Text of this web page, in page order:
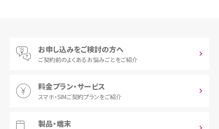
お申し込みをご検討の方へ
ご契約前のよくあるお悩みごとをご紹介
料金プラン・サービス
スマホ・SIMご契約プランをご紹介
製品・端末